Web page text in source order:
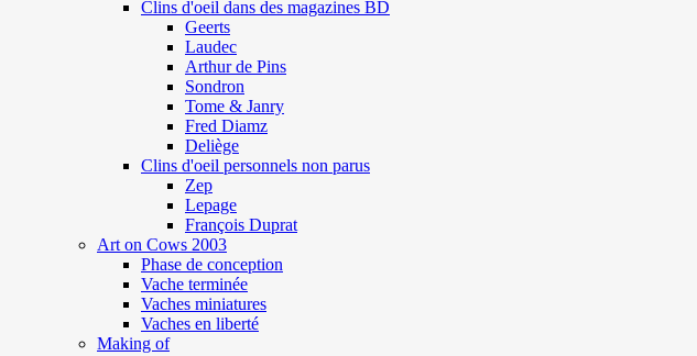
Clins d'oeil dans des magazines BD
Geerts
Laudec
Arthur de Pins
Sondron
Tome & Janry
Fred Diamz
Deliège
Clins d'oeil personnels non parus
Zep
Lepage
François Duprat
Art on Cows 2003
Phase de conception
Vache terminée
Vaches miniatures
Vaches en liberté
Making of